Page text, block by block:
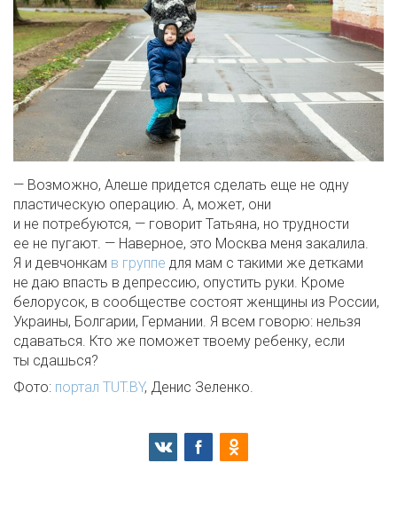
— Возможно, Алеше придется сделать еще не одну
пластическую операцию. А, может, они
и не потребуются, — говорит Татьяна, но трудности
ее не пугают. — Наверное, это Москва меня закалила.
Я и девчонкам в группе для мам с такими же детками
не даю впасть в депрессию, опустить руки. Кроме
белорусок, в сообществе состоят женщины из России,
Украины, Болгарии, Германии. Я всем говорю: нельзя
сдаваться. Кто же поможет твоему ребенку, если
ты сдашься?
Фото: портал TUT.BY, Денис Зеленко.